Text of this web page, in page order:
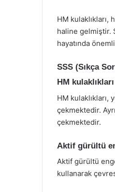
HM
haline gelmiştir.
hayatında
SSS (Sıkça
HM
HM
çekmektedir.
çekmektedir.
Aktif gürültü
Aktif gürültü
kullanarak